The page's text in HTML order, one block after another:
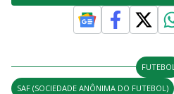
FUTEBOL
SAF (SOCIEDADE ANÔNIMA DO FUTEBOL)